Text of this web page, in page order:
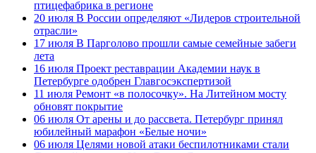
птицефабрика в регионе
20 июля В России определяют «Лидеров строительной
отрасли»
17 июля В Парголово прошли самые семейные забеги
лета
16 июля Проект реставрации Академии наук в
Петербурге одобрен Главгосэкспертизой
11 июля Ремонт «в полосочку». На Литейном мосту
обновят покрытие
06 июля От арены и до рассвета. Петербург принял
юбилейный марафон «Белые ночи»
06 июля Целями новой атаки беспилотниками стали